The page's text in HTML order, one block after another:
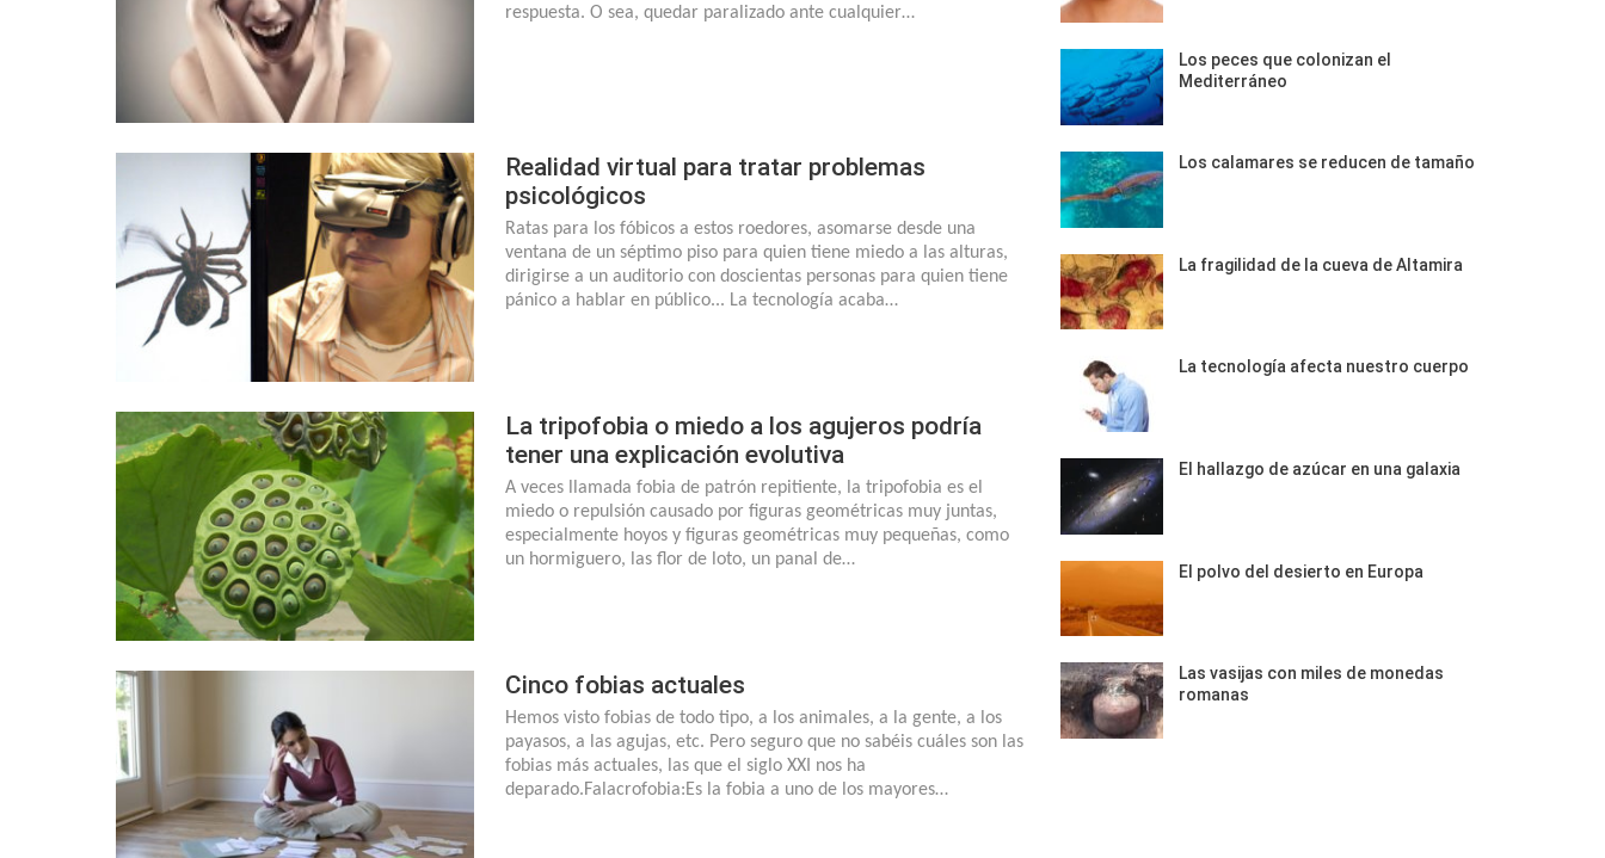
respuesta. O sea, quedar paralizado ante cualquier…
Realidad virtual para tratar problemas
psicológicos
Ratas para los fóbicos a estos roedores, asomarse desde una
ventana de un séptimo piso para quien tiene miedo a las alturas,
dirigirse a un auditorio con doscientas personas para quien tiene
pánico a hablar en público... La tecnología acaba…
La tripofobia o miedo a los agujeros podría
tener una explicación evolutiva
A veces llamada fobia de patrón repitiente, la tripofobia es el
miedo o repulsión causado por figuras geométricas muy juntas,
especialmente hoyos y figuras geométricas muy pequeñas, como
un hormiguero, las flor de loto, un panal de…
Cinco fobias actuales
Hemos visto fobias de todo tipo, a los animales, a la gente, a los
payasos, a las agujas, etc. Pero seguro que no sabéis cuáles son las
fobias más actuales, las que el siglo XXI nos ha
deparado.Falacrofobia:Es la fobia a uno de los mayores…
Los peces que colonizan el
Mediterráneo
Los calamares se reducen de tamaño
La fragilidad de la cueva de Altamira
La tecnología afecta nuestro cuerpo
El hallazgo de azúcar en una galaxia
El polvo del desierto en Europa
Las vasijas con miles de monedas
romanas